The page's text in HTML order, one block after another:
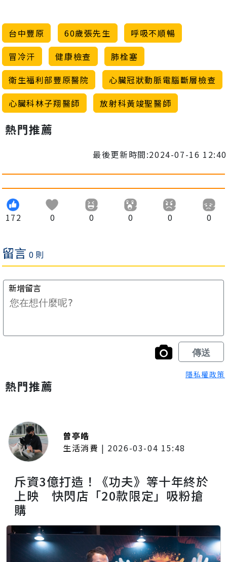
台中豐原 60歲張先生
呼吸不順暢
冒冷汗
健康檢查
肺栓塞
衛生福利部豐原醫院
心臟冠狀動脈電腦斷層檢查
心臟科林子翔醫師
放射科黃竣聖醫師
熱門推薦
最後更新時間:2024-07-16 12:40
172 0 0 0 0 0
隱私權政策
熱門推薦
曾亭皓
生活消費 | 2026-03-04 15:48
斥資3億打造！《功夫》等十年終於
上映 快閃店「20款限定」吸粉搶
購